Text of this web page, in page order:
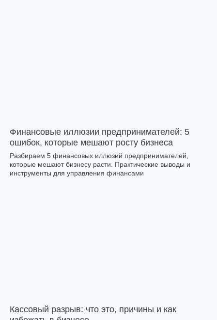
Финансовые иллюзии предпринимателей: 5
ошибок, которые мешают росту бизнеса
Разбираем 5 финансовых иллюзий предпринимателей,
которые мешают бизнесу расти. Практические выводы и
инструменты для управления финансами
Кассовый разрыв: что это, причины и как